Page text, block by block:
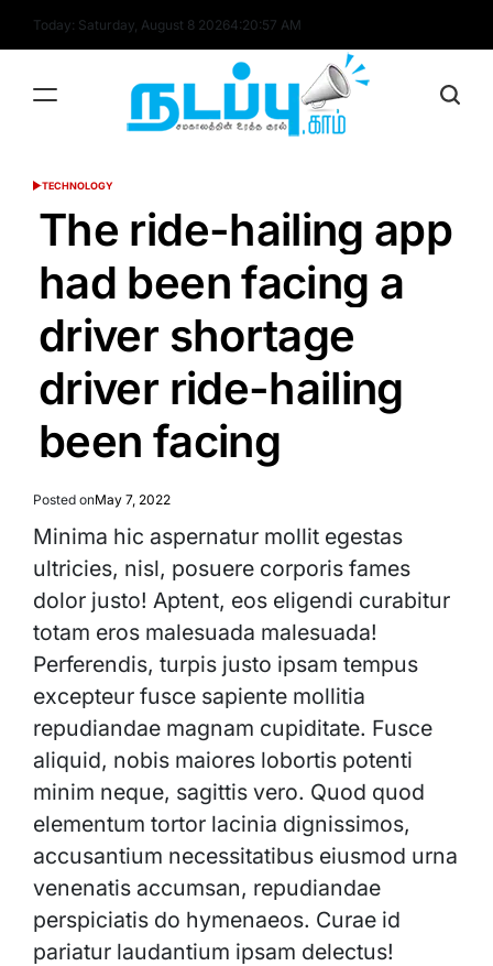
Today: Saturday, August 8 20264:20:58 AM
POSTED
TECHNOLOGY
The ride-hailing app
had been facing a
driver shortage
driver ride-hailing
been facing
Posted onMay 7, 2022
Minima hic aspernatur mollit egestas
ultricies, nisl, posuere corporis fames
dolor justo! Aptent, eos eligendi curabitur
totam eros malesuada malesuada!
Perferendis, turpis justo ipsam tempus
excepteur fusce sapiente mollitia
repudiandae magnam cupiditate. Fusce
aliquid, nobis maiores lobortis potenti
minim neque, sagittis vero. Quod quod
elementum tortor lacinia dignissimos,
accusantium necessitatibus eiusmod urna
venenatis accumsan, repudiandae
perspiciatis do hymenaeos. Curae id
pariatur laudantium ipsam delectus!